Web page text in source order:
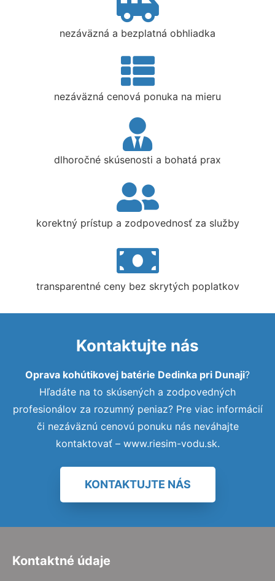
nezáväzná a bezplatná obhliadka
nezáväzná cenová ponuka na mieru
dlhoročné skúsenosti a bohatá prax
korektný prístup a zodpovednosť za služby
transparentné ceny bez skrytých poplatkov
Kontaktujte nás
Oprava kohútikovej batérie Dedinka pri Dunaji?
Hľadáte na to skúsených a zodpovedných
profesionálov za rozumný peniaz? Pre viac informácií
či nezáväznú cenovú ponuku nás neváhajte
kontaktovať – www.riesim-vodu.sk.
KONTAKTUJTE NÁS
Kontaktné údaje